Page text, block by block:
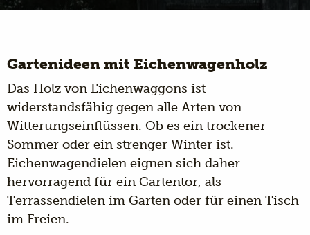
Gartenideen mit Eichenwagenholz
Das Holz von Eichenwaggons ist
widerstandsfähig gegen alle Arten von
Witterungseinflüssen. Ob es ein trockener
Sommer oder ein strenger Winter ist.
Eichenwagendielen eignen sich daher
hervorragend für ein Gartentor, als
Terrassendielen im Garten oder für einen Tisch
im Freien.